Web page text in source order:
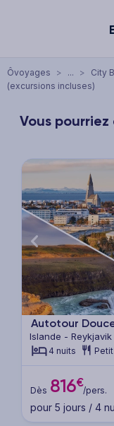
Ôvoyages > ... >
City
(excursions incluses)
Vous pourriez
Previous
Autotour
Islande -
4 nuits
Dès 816€
/pers.
pour 5 jours / 4